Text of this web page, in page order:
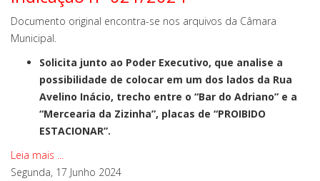
Documento original encontra-se nos arquivos da Câmara
Municipal.
Solicita junto ao Poder Executivo, que analise a
possibilidade de colocar em um dos lados da Rua
Avelino Inácio, trecho entre o “Bar do Adriano” e a
“Mercearia da Zizinha”, placas de “PROIBIDO
ESTACIONAR”.
Leia mais ...
Segunda, 17 Junho 2024